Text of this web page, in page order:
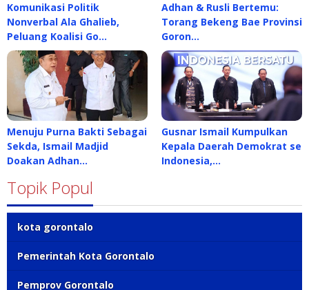
Komunikasi Politik
Nonverbal Ala Ghalieb,
Peluang Koalisi Go…
Adhan & Rusli Bertemu:
Torang Bekeng Bae Provinsi
Goron…
Menuju Purna Bakti Sebagai
Sekda, Ismail Madjid
Doakan Adhan…
Gusnar Ismail Kumpulkan
Kepala Daerah Demokrat se
Indonesia,…
Topik Popul
kota gorontalo
Pemerintah Kota Gorontalo
Pemprov Gorontalo